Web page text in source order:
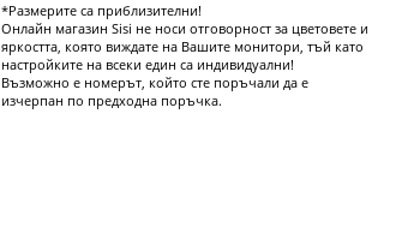
*Размерите са приблизителни!
Онлайн магазин Sisi не носи отговорност за цветовете и
яркостта, която виждате на Вашите монитори, тъй като
настройките на всеки един са индивидуални!
Възможно е номерът, който сте поръчали да е
изчерпан по предходна поръчка.